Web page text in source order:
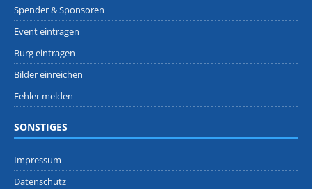
Spender & Sponsoren
Event eintragen
Burg eintragen
Bilder einreichen
Fehler melden
SONSTIGES
Impressum
Datenschutz